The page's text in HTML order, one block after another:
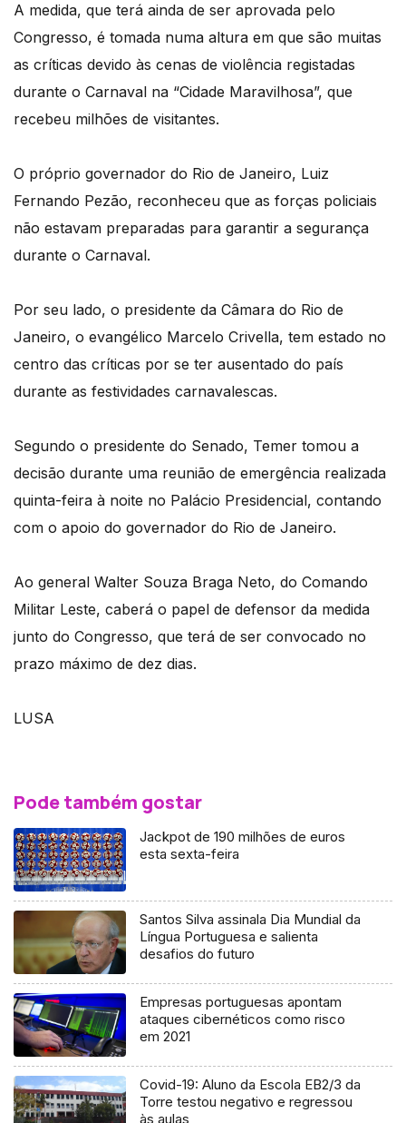
A medida, que terá ainda de ser aprovada pelo
Congresso, é tomada numa altura em que são muitas
as críticas devido às cenas de violência registadas
durante o Carnaval na “Cidade Maravilhosa”, que
recebeu milhões de visitantes.
O próprio governador do Rio de Janeiro, Luiz
Fernando Pezão, reconheceu que as forças policiais
não estavam preparadas para garantir a segurança
durante o Carnaval.
Por seu lado, o presidente da Câmara do Rio de
Janeiro, o evangélico Marcelo Crivella, tem estado no
centro das críticas por se ter ausentado do país
durante as festividades carnavalescas.
Segundo o presidente do Senado, Temer tomou a
decisão durante uma reunião de emergência realizada
quinta-feira à noite no Palácio Presidencial, contando
com o apoio do governador do Rio de Janeiro.
Ao general Walter Souza Braga Neto, do Comando
Militar Leste, caberá o papel de defensor da medida
junto do Congresso, que terá de ser convocado no
prazo máximo de dez dias.
LUSA
Pode também gostar
Jackpot de 190 milhões de euros
esta sexta-feira
Santos Silva assinala Dia Mundial da
Língua Portuguesa e salienta
desafios do futuro
Empresas portuguesas apontam
ataques cibernéticos como risco
em 2021
Covid-19: Aluno da Escola EB2/3 da
Torre testou negativo e regressou
às aulas